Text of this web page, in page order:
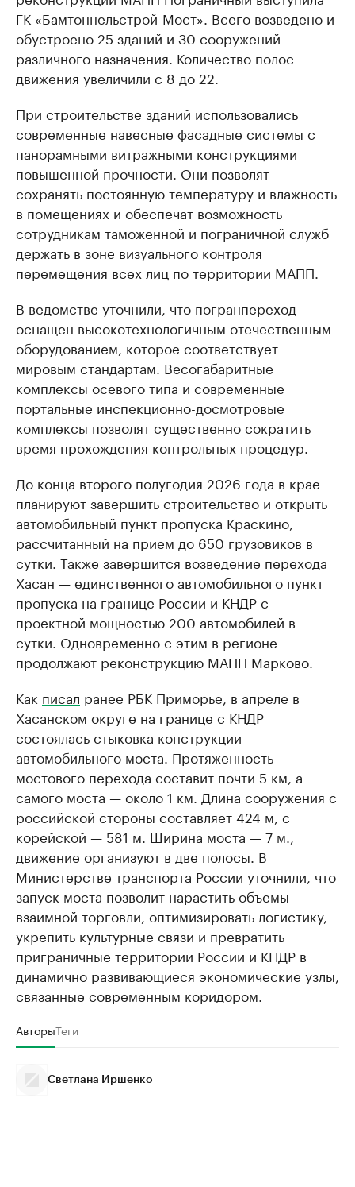
ГК «Бамтоннельстрой-Мост». Всего возведено и
обустроено 25 зданий и 30 сооружений
различного назначения. Количество полос
движения увеличили с 8 до 22.
При строительстве зданий использовались
современные навесные фасадные системы с
панорамными витражными конструкциями
повышенной прочности. Они позволят
сохранять постоянную температуру и влажность
в помещениях и обеспечат возможность
сотрудникам таможенной и пограничной служб
держать в зоне визуального контроля
перемещения всех лиц по территории МАПП.
В ведомстве уточнили, что погранпереход
оснащен высокотехнологичным отечественным
оборудованием, которое соответствует
мировым стандартам. Весогабаритные
комплексы осевого типа и современные
портальные инспекционно-досмотровые
комплексы позволят существенно сократить
время прохождения контрольных процедур.
До конца второго полугодия 2026 года в крае
планируют завершить строительство и открыть
автомобильный пункт пропуска Краскино,
рассчитанный на прием до 650 грузовиков в
сутки. Также завершится возведение перехода
Хасан — единственного автомобильного пункт
пропуска на границе России и КНДР с
проектной мощностью 200 автомобилей в
сутки. Одновременно с этим в регионе
продолжают реконструкцию МАПП Марково.
Как писал ранее РБК Приморье, в апреле в
Хасанском округе на границе с КНДР
состоялась стыковка конструкции
автомобильного моста. Протяженность
мостового перехода составит почти 5 км, а
самого моста — около 1 км. Длина сооружения с
российской стороны составляет 424 м, с
корейской — 581 м. Ширина моста — 7 м.,
движение организуют в две полосы. В
Министерстве транспорта России уточнили, что
запуск моста позволит нарастить объемы
взаимной торговли, оптимизировать логистику,
укрепить культурные связи и превратить
приграничные территории России и КНДР в
динамично развивающиеся экономические узлы,
связанные современным коридором.
АвторыТеги
Светлана Иршенко